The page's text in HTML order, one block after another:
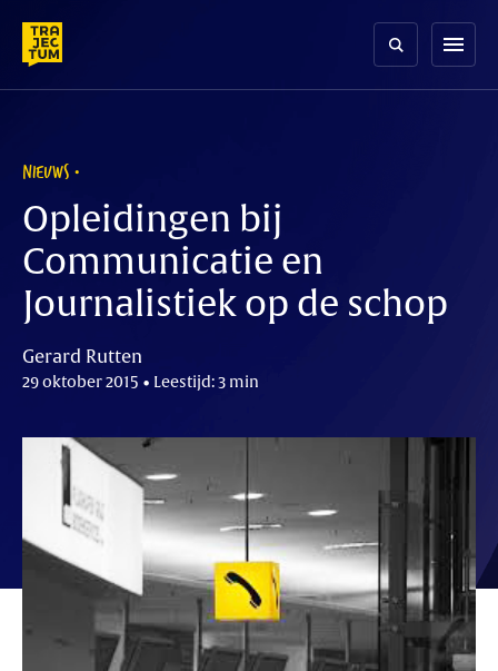
content
menu
NIEUWS
Opleidingen bij
Communicatie en
Journalistiek op de schop
Gerard Rutten
29 oktober 2015 • Leestijd: 3 min